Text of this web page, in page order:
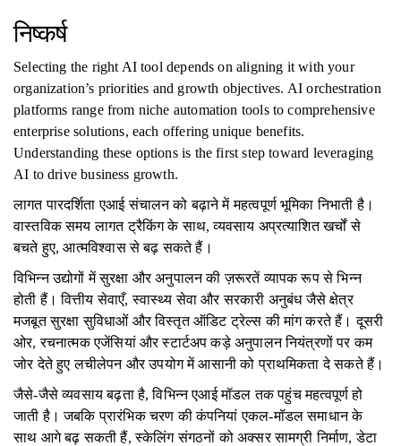
निष्कर्ष
Selecting the right AI tool depends on aligning it with your
organization’s priorities and growth objectives. AI orchestration
platforms range from niche automation tools to comprehensive
enterprise solutions, each offering unique benefits.
Understanding these options is the first step toward leveraging
AI to drive business growth.
लागत पारदर्शिता एआई संचालन को बढ़ाने में महत्वपूर्ण भूमिका निभाती है।
वास्तविक समय लागत ट्रैकिंग के साथ, व्यवसाय अप्रत्याशित खर्चों से
बचते हुए, आत्मविश्वास से बढ़ सकते हैं।
विभिन्न उद्योगों में सुरक्षा और अनुपालन की ज़रूरतें व्यापक रूप से भिन्न
होती हैं। वित्तीय सेवाएँ, स्वास्थ्य सेवा और सरकारी अनुबंध जैसे क्षेत्र
मजबूत सुरक्षा सुविधाओं और विस्तृत ऑडिट ट्रेल्स की मांग करते हैं। दूसरी
ओर, रचनात्मक एजेंसियां ​​और स्टार्टअप कड़े अनुपालन नियंत्रणों पर कम
जोर देते हुए लचीलेपन और उपयोग में आसानी को प्राथमिकता दे सकते हैं।
जैसे-जैसे व्यवसाय बढ़ता है, विभिन्न एआई मॉडल तक पहुंच महत्वपूर्ण हो
जाती है। जबकि प्रारंभिक चरण की कंपनियां एकल-मॉडल समाधान के
साथ आगे बढ़ सकती हैं, स्केलिंग संगठनों को अक्सर सामग्री निर्माण, डेटा